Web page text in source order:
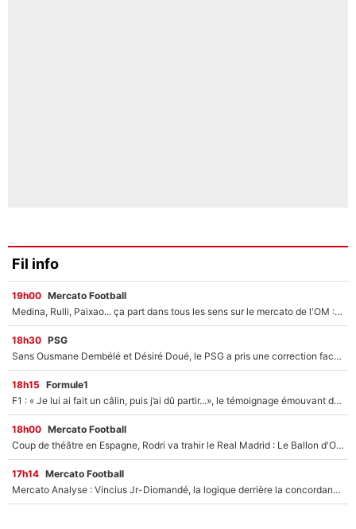
Fil info
19h00 Mercato Football
Medina, Rulli, Paixao... ça part dans tous les sens sur le mercato de l'OM : Frank McCourt va enfin récupérer l'argent qu'il attend ?
18h30 PSG
Sans Ousmane Dembélé et Désiré Doué, le PSG a pris une correction face à Majorque : Luis Enrique attend avec impatience des renforts !
18h15 Formule1
F1 : « Je lui ai fait un câlin, puis j’ai dû partir...», le témoignage émouvant de Max Verstappen sur sa fille
18h00 Mercato Football
Coup de théâtre en Espagne, Rodri va trahir le Real Madrid : Le Ballon d'Or a choisi de signer au FC Barcelone !
17h14 Mercato Football
Mercato Analyse : Vincius Jr-Diomandé, la logique derrière la concordance des temps